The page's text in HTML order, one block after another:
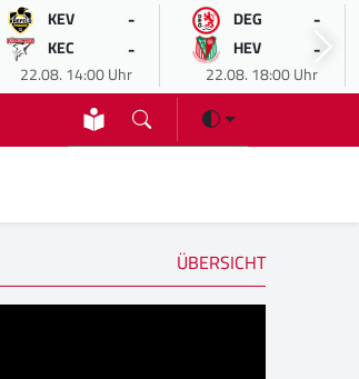
KEV -
KEC -
22.08. 14:00 Uhr
DEG -
HEV -
22.08. 18:00 Uhr
ÜBERSICHT